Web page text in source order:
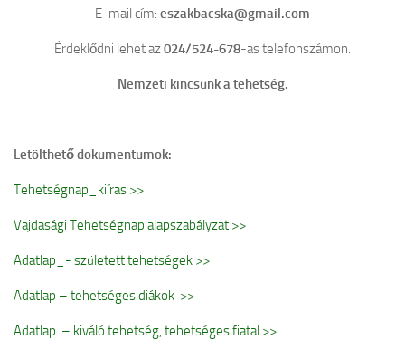
E-mail cím: eszakbacska@gmail.com
Érdeklődni lehet az024/524-678-as telefonszámon.
Nemzeti kincsünk a tehetség.
Letölthető dokumentumok:
Tehetségnap_kiíras >>
Vajdasági Tehetségnap alapszabályzat >>
Adatlap_- született tehetségek >>
Adatlap – tehetséges diákok >>
Adatlap – kiváló tehetség, tehetséges fiatal >>